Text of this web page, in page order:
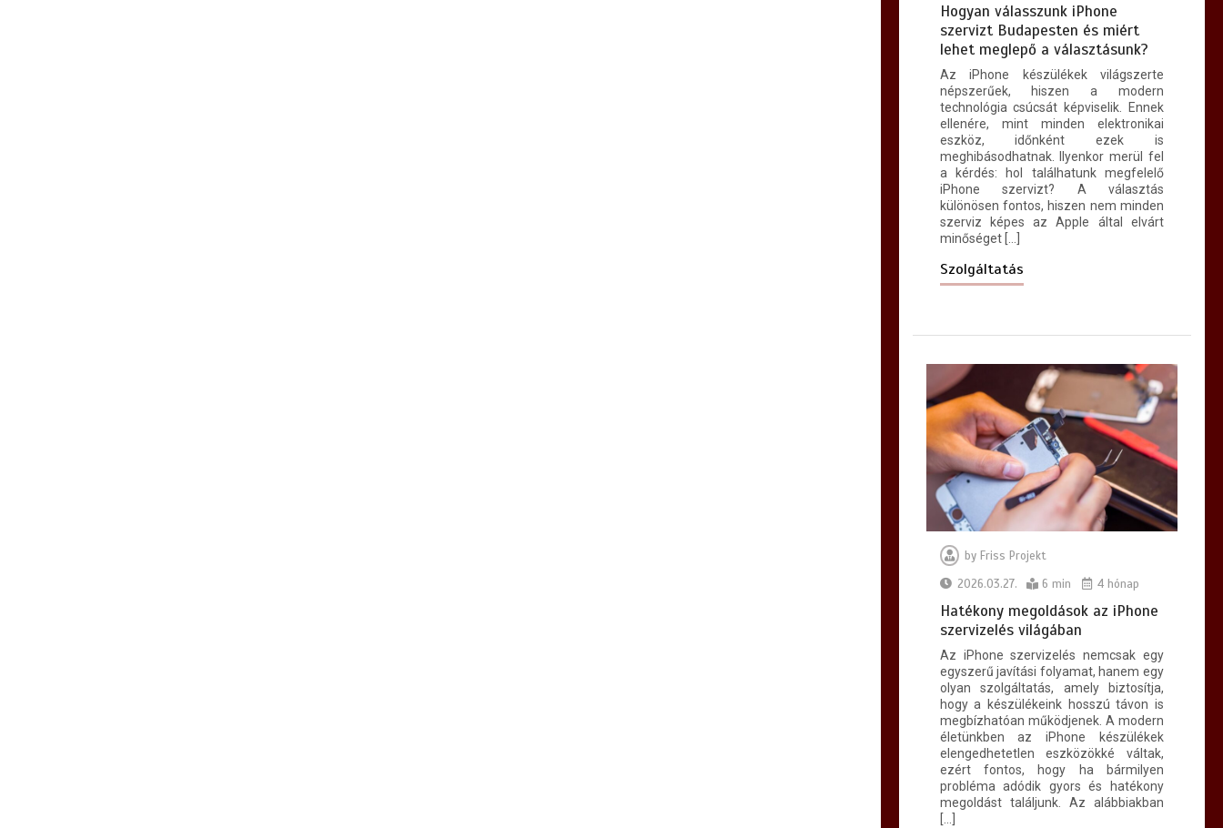
Hogyan lehet
egyszerűvé tenni a
kárpittisztítás
lépéseit?
7 min
Hogyan válasszunk iPhone
szervizt Budapesten és miért
lehet meglepő a választásunk?
Az iPhone készülékek világszerte
népszerűek, hiszen a modern
technológia csúcsát képviselik. Ennek
ellenére, mint minden elektronikai
eszköz, időnként ezek is
meghibásodhatnak. Ilyenkor merül fel
a kérdés: hol találhatunk megfelelő
iPhone szervizt? A választás
különösen fontos, hiszen nem minden
szerviz képes az Apple által elvárt
minőséget […]
Szolgáltatás
by Friss Projekt
2026.03.27.
6 min 4 hónap
Hatékony megoldások az iPhone
szervizelés világában
Az iPhone szervizelés nemcsak egy
egyszerű javítási folyamat, hanem egy
olyan szolgáltatás, amely biztosítja,
hogy a készülékeink hosszú távon is
megbízhatóan működjenek. A modern
életünkben az iPhone készülékek
elengedhetetlen eszközökké váltak,
ezért fontos, hogy ha bármilyen
probléma adódik gyors és hatékony
megoldást találjunk. Az alábbiakban
[…]